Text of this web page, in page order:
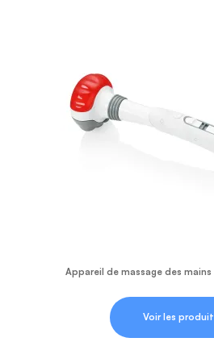
Appareil de massage des
Voir les